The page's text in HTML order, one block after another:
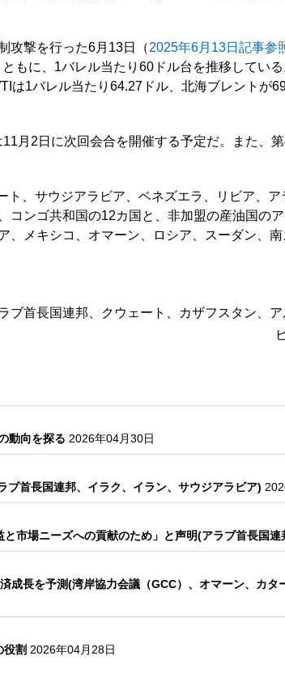
攻撃を行った6月13日（2025年6月13日記事参
もに、1バレル当たり60ドル台を推移してい
は1バレル当たり64.27ドル、北海ブレントが
月2日に次回会合を開催する予定だ。また、
ト、サウジアラビア、ベネズエラ、リビア、
ンゴ共和国の12カ国と、非加盟の産油国の
メキシコ、オマーン、ロシア、スーダン、南
ブ首長国連邦、クウェート、カザフスタン、ア
動向を探る 2026年04月30日
首長国連邦、イラク、イラン、サウジアラビア)
市場ニーズへの貢献のため」と声明(アラブ首長国連
成長を予測(湾岸協力会議（GCC）、オマーン、カタ
役割 2026年04月28日